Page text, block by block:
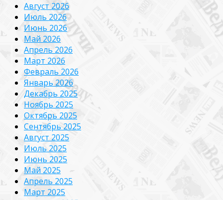
Август 2026
Июль 2026
Июнь 2026
Май 2026
Апрель 2026
Март 2026
Февраль 2026
Январь 2026
Декабрь 2025
Ноябрь 2025
Октябрь 2025
Сентябрь 2025
Август 2025
Июль 2025
Июнь 2025
Май 2025
Апрель 2025
Март 2025